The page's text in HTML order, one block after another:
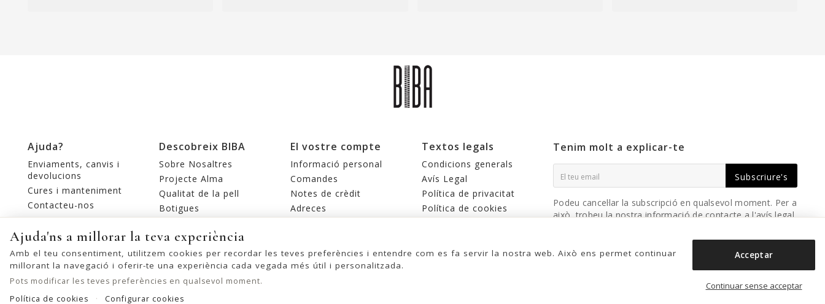
Ajuda?
Enviaments, canvis i
devolucions
Cures i manteniment
Contacteu-nos
Descobreix BIBA
Sobre Nosaltres
Projecte Alma
Qualitat de la pell
Botigues
El vostre compte
Informació personal
Comandes
Notes de crèdit
Adreces
Textos legals
Condicions generals
Avís Legal
Política de privacitat
Política de cookies
Tenim molt a explicar-te
Subscriure's
Podeu cancel·lar la subscripció en qualsevol moment. Per a
això, trobeu la nostra informació de contacte a l'avís legal.
Ajuda'ns a millorar la teva experiència
Amb el teu consentiment, utilitzem cookies per recordar les teves preferències i entendre com es fa servir la nostra web. Això ens permet continuar
millorant la navegació i oferir-te una experiència cada vegada més útil i personalitzada.
Pots modificar les teves preferències en qualsevol moment.
Política de cookies
Configurar cookies
Continuar sense acceptar
Acceptar